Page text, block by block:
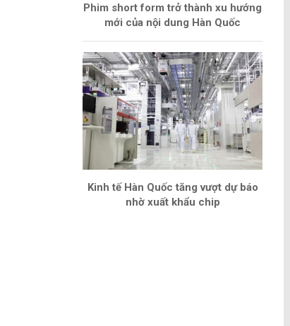
Phim short form trở thành xu hướng
mới của nội dung Hàn Quốc
Kinh tế Hàn Quốc tăng vượt dự báo
nhờ xuất khẩu chip